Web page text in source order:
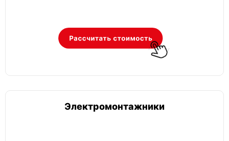
Электромонтажники